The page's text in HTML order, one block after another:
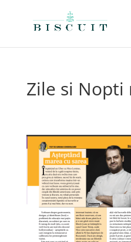
Zile si Nopti